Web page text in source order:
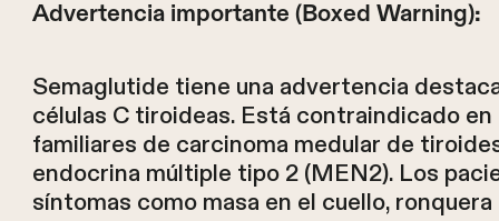
Advertencia importante (Boxed Warning):
Semaglutide tiene una advertencia
células C tiroideas. Está contraindicado
familiares de carcinoma medular de
endocrina múltiple tipo 2 (MEN2). Los
síntomas como masa en el cuello,